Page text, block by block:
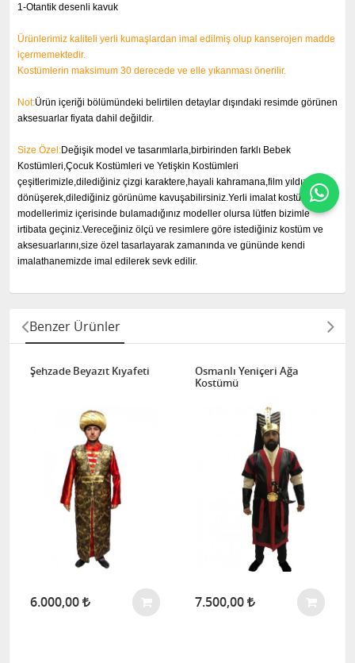
1-Otantik desenli kavuk
Ürünlerimiz kaliteli yerli kumaşlardan imal edilmiş olup kanserojen madde
içermemektedir.
Kostümlerin maksimum 30 derecede ve elle yıkanması önerilir.
Not:Ürün içeriği bölümündeki belirtilen detaylar dışındaki resimde görünen
aksesuarlar fiyata dahil değildir.
Size Özel:Değişik model ve tasarımlarla,birbirinden farklı Bebek
Kostümleri,Çocuk Kostümleri ve Yetişkin Kostümleri
çeşitlerimizle,dilediğiniz çizgi karaktere,hayali kahramana,film yıldızına
dönüşerek,dilediğiniz görünüme kavuşabilirsiniz.Yerli imalat kostüm
modellerimiz içerisinde bulamadığınız modeller olursa lütfen bizimle
irtibata geçiniz.Vereceğiniz ölçü ve resimlere göre istediğiniz kostüm ve
aksesuarlarını,size özel tasarlayarak zamanında ve gününde kendi
imalathanemizde imal edilerek sevk edilir.
Benzer Ürünler
Şehzade Beyazıt Kıyafeti
6.000,00
Osmanlı Yeniçeri Ağa
Kostümü
7.500,00